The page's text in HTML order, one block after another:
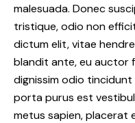
malesuada. Donec
tristique, odio non
dictum elit, vitae
blandit ante, eu auctor
dignissim odio tincidunt
porta purus est
metus sapien, placerat